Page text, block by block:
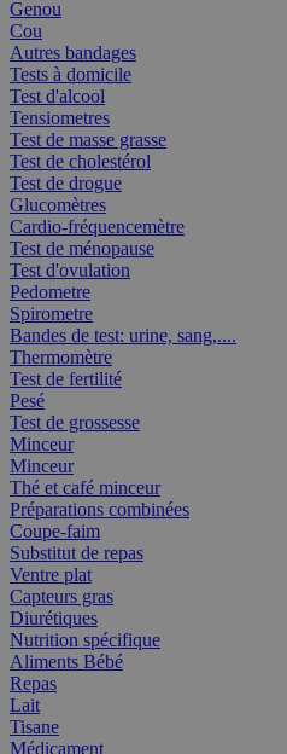
Genou
Cou
Autres bandages
Tests à domicile
Test d'alcool
Tensiometres
Test de masse grasse
Test de cholestérol
Test de drogue
Glucomètres
Cardio-fréquencemètre
Test de ménopause
Test d'ovulation
Pedometre
Spirometre
Bandes de test: urine, sang,....
Thermomètre
Test de fertilité
Pesé
Test de grossesse
Minceur
Minceur
Thé et café minceur
Préparations combinées
Coupe-faim
Substitut de repas
Ventre plat
Capteurs gras
Diurétiques
Nutrition spécifique
Aliments Bébé
Repas
Lait
Tisane
Médicament